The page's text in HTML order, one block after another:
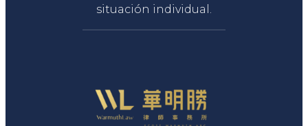
situación individual.